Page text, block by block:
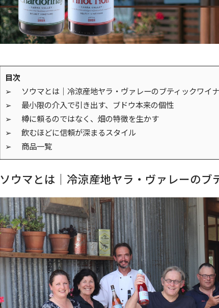
目次
➢ ソウマとは｜冷涼産地ヤラ・ヴァレーのブティックワイ
➢ 最小限の介入で引き出す、ブドウ本来の個性
➢ 樽に頼るのではなく、畑の特徴を生かす
➢ 飲むほどに信頼が深まるスタイル
➢ 商品一覧
ソウマとは｜冷涼産地ヤラ・ヴァレーのブ